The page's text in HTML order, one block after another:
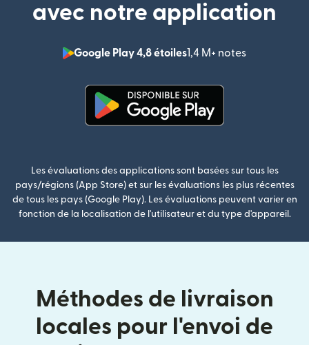
avec notre application
Google Play 4,8 étoiles1,4 M+ notes
Les évaluations des applications sont basées sur tous les
pays/régions (App Store) et sur les évaluations les plus récentes
de tous les pays (Google Play). Les évaluations peuvent varier en
fonction de la localisation de l'utilisateur et du type d'appareil.
Méthodes de livraison
locales pour l'envoi de